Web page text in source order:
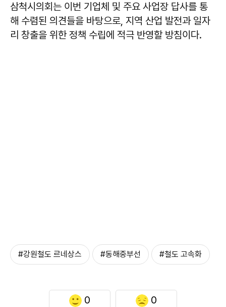
삼척시의회는 이번 기업체 및 주요 사업장 답사를 통
해 수렴된 의견들을 바탕으로, 지역 산업 발전과 일자
리 창출을 위한 정책 수립에 적극 반영할 방침이다.
#강원철도 르네상스 #동해중부선 #철도 고속화
0 0